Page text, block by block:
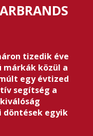
tizedik éve
márkák közül a
egy évtized
segítség a
egyik